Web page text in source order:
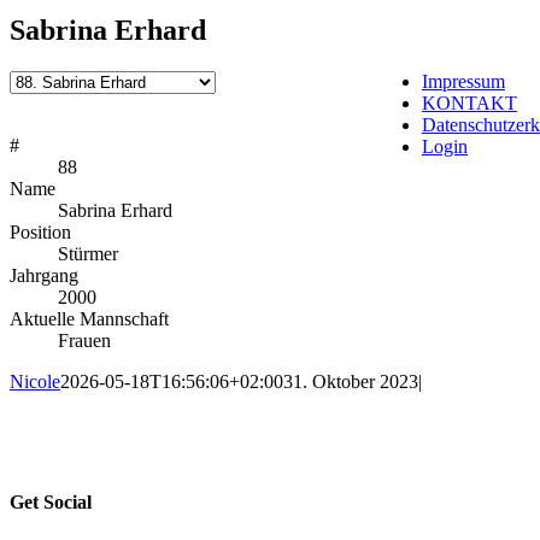
Sabrina Erhard
#
88
Name
Sabrina Erhard
Position
Stürmer
Jahrgang
2000
Aktuelle Mannschaft
Frauen
Nicole2026-05-18T16:56:06+02:0031. Oktober 2023|
Impressum
KONTAKT
Login
Get Social